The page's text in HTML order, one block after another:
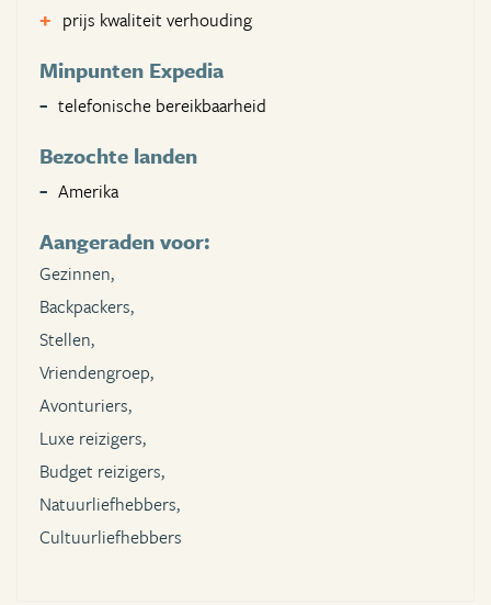
prijs kwaliteit verhouding
Minpunten Expedia
telefonische bereikbaarheid
Bezochte landen
Amerika
Aangeraden voor:
Gezinnen,
Backpackers,
Stellen,
Vriendengroep,
Avonturiers,
Luxe reizigers,
Budget reizigers,
Natuurliefhebbers,
Cultuurliefhebbers